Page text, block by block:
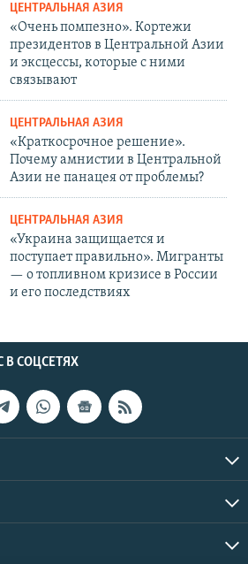
ЦЕНТРАЛЬНАЯ АЗИЯ
«Очень помпезно». Кортежи
президентов в Центральной Азии
и эксцессы, которые с ними
связывают
ЦЕНТРАЛЬНАЯ АЗИЯ
«Краткосрочное решение».
Почему амнистии в Центральной
Азии не панацея от проблемы?
ЦЕНТРАЛЬНАЯ АЗИЯ
«Украина защищается и
поступает правильно». Мигранты
— о топливном кризисе в России
и его последствиях
СОЦСЕТЯХ